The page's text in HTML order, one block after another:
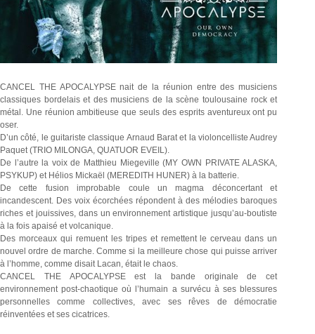
CANCEL THE APOCALYPSE nait de la réunion entre des musiciens
classiques bordelais et des musiciens de la scène toulousaine rock et
métal. Une réunion ambitieuse que seuls des esprits aventureux ont pu
oser.
D’un côté, le guitariste classique Arnaud Barat et la violoncelliste Audrey
Paquet (TRIO MILONGA, QUATUOR EVEIL).
De l’autre la voix de Matthieu Miegeville (MY OWN PRIVATE ALASKA,
PSYKUP) et Hélios Mickaël (MEREDITH HUNER) à la batterie.
De cette fusion improbable coule un magma déconcertant et
incandescent. Des voix écorchées répondent à des mélodies baroques
riches et jouissives, dans un environnement artistique jusqu’au-boutiste
à la fois apaisé et volcanique.
Des morceaux qui remuent les tripes et remettent le cerveau dans un
nouvel ordre de marche. Comme si la meilleure chose qui puisse arriver
à l’homme, comme disait Lacan, était le chaos.
CANCEL THE APOCALYPSE est la bande originale de cet
environnement post-chaotique où l’humain a survécu à ses blessures
personnelles comme collectives, avec ses rêves de démocratie
réinventées et ses cicatrices.